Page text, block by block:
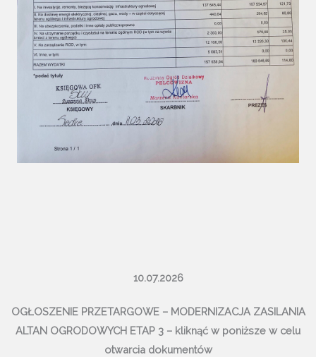
10.07.2026
OGŁOSZENIE PRZETARGOWE – MODERNIZACJA ZASILANIA
ALTAN OGRODOWYCH ETAP 3 – kliknąć w poniższe w celu
otwarcia dokumentów